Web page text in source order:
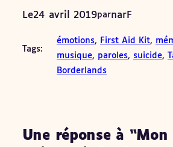
Le24 avril 2019parnarF
Tags:
émotions, First Aid Kit,
musique, paroles, suicide,
Borderlands
Une réponse à